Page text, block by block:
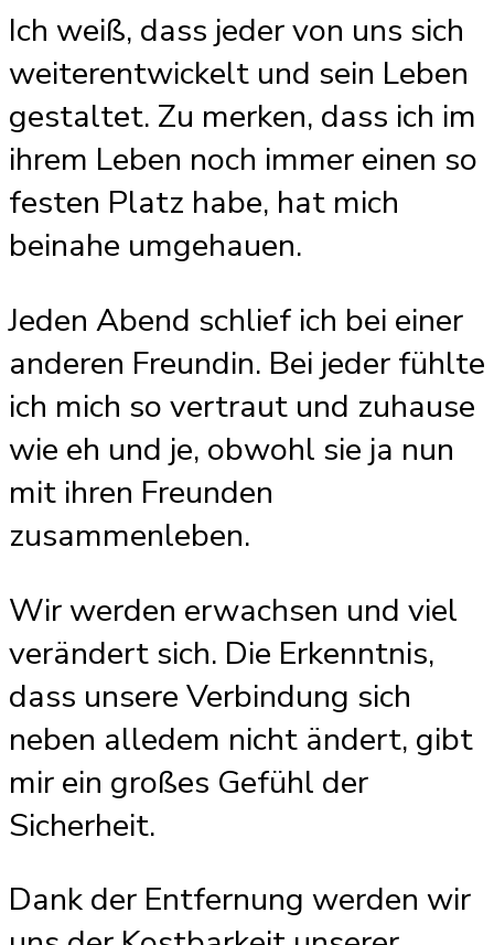
Ich weiß, dass jeder von uns sich
weiterentwickelt und sein Leben
gestaltet. Zu merken, dass ich im
ihrem Leben noch immer einen so
festen Platz habe, hat mich
beinahe umgehauen.
Jeden Abend schlief ich bei einer
anderen Freundin. Bei jeder fühlte
ich mich so vertraut und zuhause
wie eh und je, obwohl sie ja nun
mit ihren Freunden
zusammenleben.
Wir werden erwachsen und viel
verändert sich. Die Erkenntnis,
dass unsere Verbindung sich
neben alledem nicht ändert, gibt
mir ein großes Gefühl der
Sicherheit.
Dank der Entfernung werden wir